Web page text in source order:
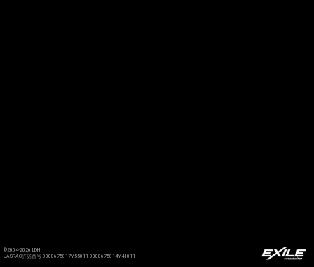
©2004-2026 LDH
JASRAC許諾番号 9008675017Y55011 9008675014Y41011